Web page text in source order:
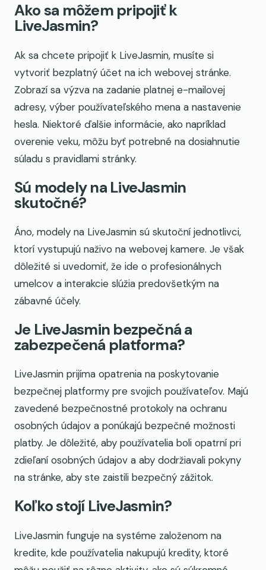
Ako sa môžem pripojiť k
LiveJasmin?
Ak sa chcete pripojiť k LiveJasmin, musíte si
vytvoriť bezplatný účet na ich webovej stránke.
Zobrazí sa výzva na zadanie platnej e-mailovej
adresy, výber používateľského mena a nastavenie
hesla. Niektoré ďalšie informácie, ako napríklad
overenie veku, môžu byť potrebné na dosiahnutie
súladu s pravidlami stránky.
Sú modely na LiveJasmin
skutočné?
Áno, modely na LiveJasmin sú skutoční jednotlivci,
ktorí vystupujú naživo na webovej kamere. Je však
dôležité si uvedomiť, že ide o profesionálnych
umelcov a interakcie slúžia predovšetkým na
zábavné účely.
Je LiveJasmin bezpečná a
zabezpečená platforma?
LiveJasmin prijíma opatrenia na poskytovanie
bezpečnej platformy pre svojich používateľov. Majú
zavedené bezpečnostné protokoly na ochranu
osobných údajov a ponúkajú bezpečné možnosti
platby. Je dôležité, aby používatelia boli opatrní pri
zdieľaní osobných údajov a aby dodržiavali pokyny
na stránke, aby ste zaistili bezpečný zážitok.
Koľko stojí LiveJasmin?
LiveJasmin funguje na systéme založenom na
kredite, kde používatelia nakupujú kredity, ktoré